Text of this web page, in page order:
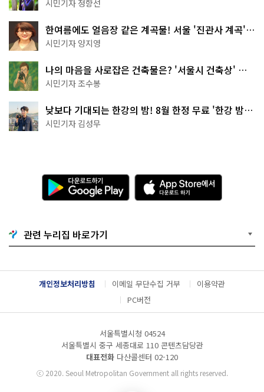
시민기자 정향선
한여름에도 얼음장 같은 계곡물! 서울 '진관사 계곡'이
천국이네~
시민기자 양지영
나의 마음을 사로잡은 건축물은? '서울시 건축상' 수
상작 공개!
시민기자 조수봉
낮보다 기대되는 한강의 밤! 8월 한정 무료 '한강 밤
핑' 예약은?
시민기자 김성무
다
운
로
기
G
o
g
l
e
A
p
p
e
서
다
운
관련 누리집 바로가기
개인정보처리방침 이메일 무단수집 거부
이용약관
PC버전
서울특별시청 04524
서울특별시 중구 세종대로 110 콘텐츠담당관
대표전화 다산콜센터 02-120
ⓒ2020. Seoul Metropolitan Government all rights reserved.